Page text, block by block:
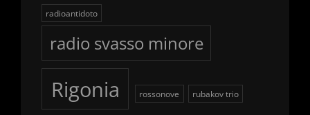
radioantidoto
radio svasso minore
Rigonia rossonove rubakov trio